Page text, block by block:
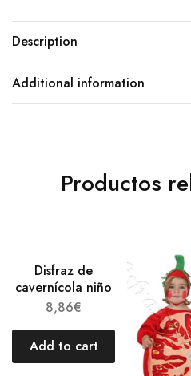
Description
Additional information
Productos
Disfraz de
cavernícola niño
8,86€
Add to cart